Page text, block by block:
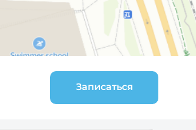
Записаться